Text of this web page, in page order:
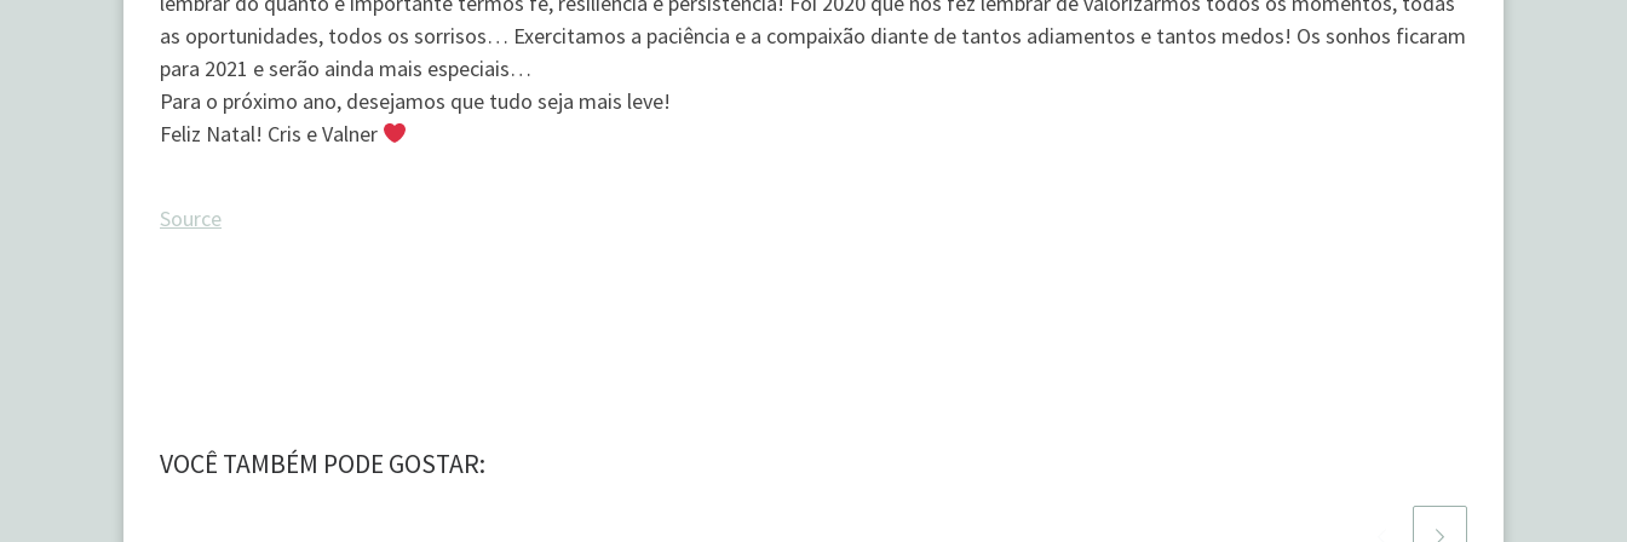
as oportunidades, todos os sorrisos… Exercitamos a paciência e a compaixão diante de tantos adiamentos e tantos medos! Os sonhos ficaram
para 2021 e serão ainda mais especiais…
Para o próximo ano, desejamos que tudo seja mais leve!
Feliz Natal! Cris e Valner
Source
VOCÊ TAMBÉM PODE GOSTAR: